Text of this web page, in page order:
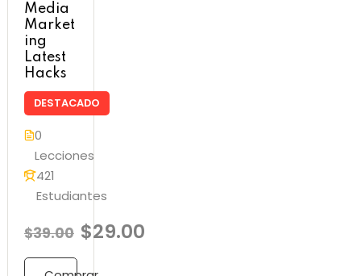
Media
Market
ing
Latest
Hacks
DESTACADO
0
Lecciones
421
Estudiantes
$39.00 $29.00